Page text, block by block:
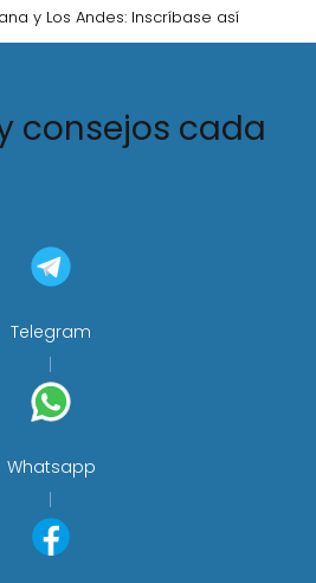
y Los Andes: Inscríbase así
consejos cada
Telegram
Whatsapp